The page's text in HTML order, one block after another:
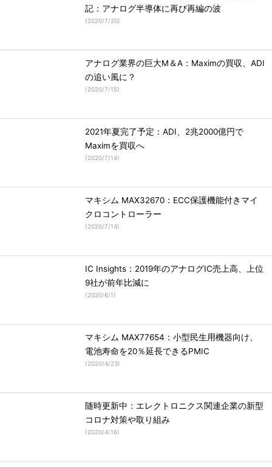
記：アナログ半導体に再び再編の波
(2020/7/20)
アナログ業界の巨大M＆A：Maximの買収、ADI
の追い風に？
(2020/7/15)
2021年夏完了予定：ADI、2兆2000億円で
Maximを買収へ
(2020/7/14)
マキシム MAX32670：ECC保護機能付きマイ
クロコントローラー
(2020/7/14)
IC Insights：2019年のアナログIC売上高、上位
9社が前年比減に
(2020/6/1)
マキシム MAX77654：小型民生用機器向け、
電池寿命を20％延長できるPMIC
(2020/4/23)
随時更新中：エレクトロニクス関連企業の新型
コロナ対策や取り組み
(2020/4/16)